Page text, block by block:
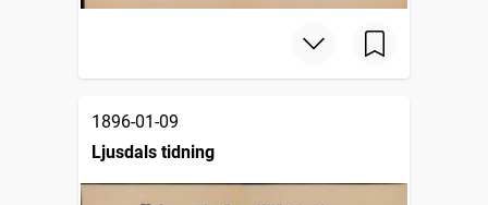
1896-01-09
Ljusdals tidning